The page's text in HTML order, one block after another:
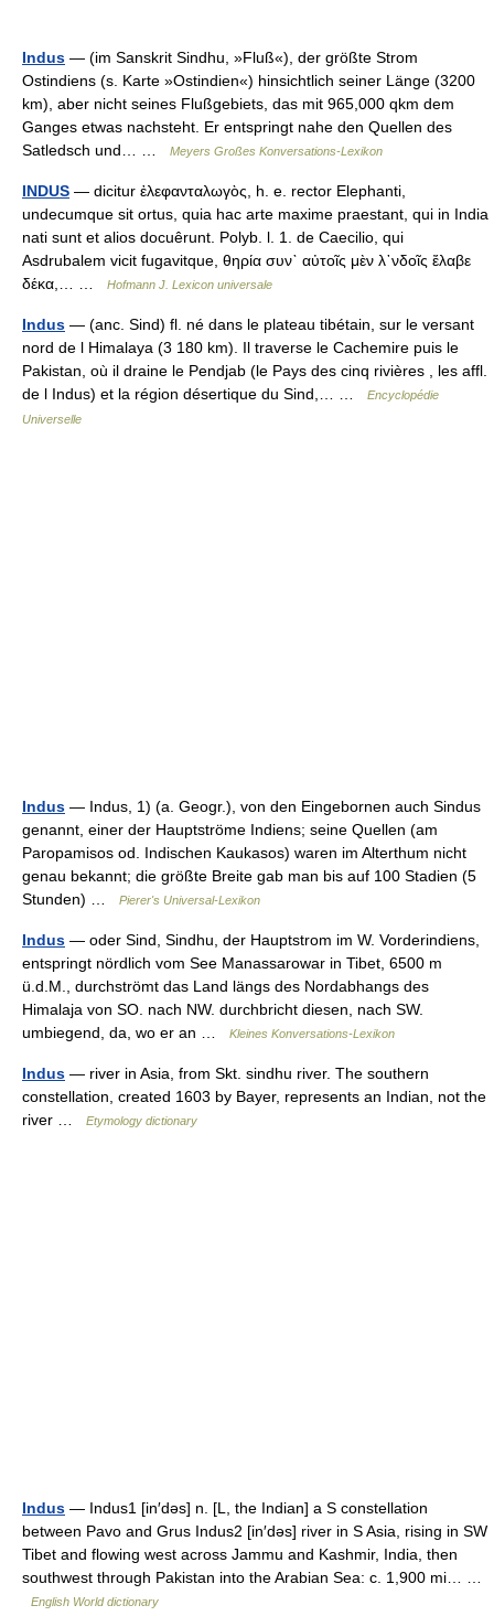
Indus — (im Sanskrit Sindhu, »Fluß«), der größte Strom
Ostindiens (s. Karte »Ostindien«) hinsichtlich seiner Länge (3200
km), aber nicht seines Flußgebiets, das mit 965,000 qkm dem
Ganges etwas nachsteht. Er entspringt nahe den Quellen des
Satledsch und… …
Meyers Großes Konversations-Lexikon
INDUS — dicitur ἐλεφανταλωγὸς, h. e. rector Elephanti,
undecumque sit ortus, quia hac arte maxime praestant, qui in India
nati sunt et alios docuêrunt. Polyb. l. 1. de Caecilio, qui
Asdrubalem vicit fugavitque, θηρία συν` αὐτοῖς μὲν λ᾿νδοῖς ἔλαβε
δέκα,… …
Hofmann J. Lexicon universale
Indus — (anc. Sind) fl. né dans le plateau tibétain, sur le versant
nord de l Himalaya (3 180 km). Il traverse le Cachemire puis le
Pakistan, où il draine le Pendjab (le Pays des cinq rivières , les affl.
de l Indus) et la région désertique du Sind,… …
Encyclopédie
Universelle
Indus — Indus, 1) (a. Geogr.), von den Eingebornen auch Sindus
genannt, einer der Hauptströme Indiens; seine Quellen (am
Paropamisos od. Indischen Kaukasos) waren im Alterthum nicht
genau bekannt; die größte Breite gab man bis auf 100 Stadien (5
Stunden) …
Pierer's Universal-Lexikon
Indus — oder Sind, Sindhu, der Hauptstrom im W. Vorderindiens,
entspringt nördlich vom See Manassarowar in Tibet, 6500 m
ü.d.M., durchströmt das Land längs des Nordabhangs des
Himalaja von SO. nach NW. durchbricht diesen, nach SW.
umbiegend, da, wo er an …
Kleines Konversations-Lexikon
Indus — river in Asia, from Skt. sindhu river. The southern
constellation, created 1603 by Bayer, represents an Indian, not the
river …
Etymology dictionary
Indus — Indus1 [in′dəs] n. [L, the Indian] a S constellation
between Pavo and Grus Indus2 [in′dəs] river in S Asia, rising in SW
Tibet and flowing west across Jammu and Kashmir, India, then
southwest through Pakistan into the Arabian Sea: c. 1,900 mi… …
English World dictionary